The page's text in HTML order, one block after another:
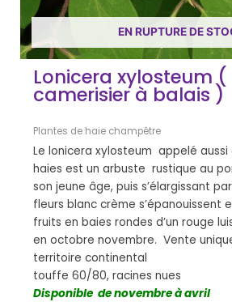
EN RUPTURE DE
Lonicera xylosteum (
camerisier à balais )
Plantes de haie champêtre
Le lonicera xylosteum appelé
haies est un arbuste rustique au
son jeune âge, puis s’élargissant
fleurs blanc crème s’épanouissent
fruits en baies rondes d’un rouge
en octobre novembre. Vente
territoire continental
touffe 60/80, racines nues
Disponible de novembre à avril